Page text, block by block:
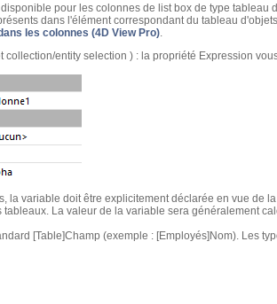
pour les colonnes de list box de type tableau
dans l'élément correspondant du tableau
les colonnes (4D View Pro)
collection/entity selection ) : la propriété Expression
la variable doit être explicitement déclarée en vue de
La valeur de la variable sera généralement
[Table]Champ (exemple : [Employés]Nom). Les